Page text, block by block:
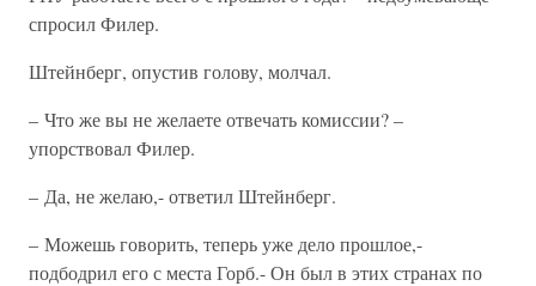
спросил Филер.
Штейнберг, опустив голову, молчал.
– Что же вы не желаете отвечать комиссии? –
упорствовал Филер.
– Да, не желаю,- ответил Штейнберг.
– Можешь говорить, теперь уже дело прошлое,-
подбодрил его с места Горб.- Он был в этих странах по